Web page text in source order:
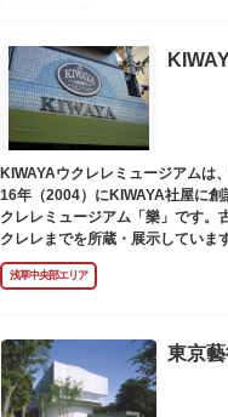
KIWAYAウクレレミュージアムは
16年（2004）にKIWAYA社屋に
クレレミュージアム「樂」です。
クレレまでを所蔵・展示しています
浅草中央部エリア
東京